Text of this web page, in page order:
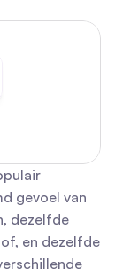
gevoel van
dezelfde
en dezelfde